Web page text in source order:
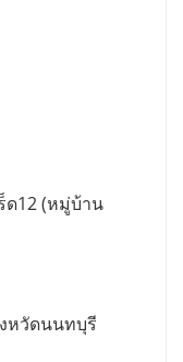
ด12 (หมู่บ้าน
หวัดนนทบุรี